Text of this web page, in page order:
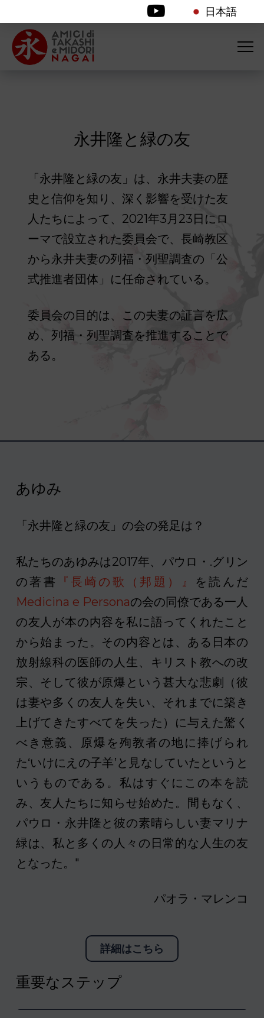
日本語
永井隆と緑の友
「永井隆と緑の友」は、永井夫妻の歴
史と信仰を知り、深く影響を受けた友
人たちによって、2021年3月23日にロ
ーマで設立された委員会で、長崎教区
から永井夫妻の列福・列聖調査の「公
式推進者団体」に任命されている。
委員会の目的は、この夫妻の証言を広
め、列福・列聖調査を推進することで
ある。
あゆみ
「永井隆と緑の友」の会の発足は？
私たちのあゆみは2017年、パウロ・.グリン
の著書
『長崎の歌（邦題）』 を読んだ
Medicina e Personaの会の同僚である一人
の友人が本の内容を私に語ってくれたこと
から始まった。その内容とは、ある日本の
放射線科の医師の人生、キリスト教への改
宗、そして彼が原爆という甚大な悲劇（彼
は妻や多くの友人を失い、それまでに築き
上げてきたすべてを失った）に与えた驚く
べき意義、原爆を殉教者の地に捧げられ
た‘いけにえの子羊’と見なしていたというと
いうものである。私はすぐにこの本を読
み、友人たちに知らせ始めた。間もなく、
パウロ・永井隆と彼の素晴らしい妻マリナ
緑は、私と多くの人々の日常的な人生の友
となった。"
パオラ・マレンコ
詳細はこちら
重要なステップ